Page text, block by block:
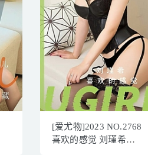
[爱尤物]2023 NO.2768
喜欢的感觉 刘瑾希